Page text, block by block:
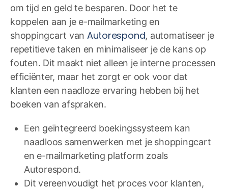
om tijd en geld te besparen. Door het te
koppelen aan je e-mailmarketing en
shoppingcart van Autorespond, automatiseer je
repetitieve taken en minimaliseer je de kans op
fouten. Dit maakt niet alleen je interne processen
efficiënter, maar het zorgt er ook voor dat
klanten een naadloze ervaring hebben bij het
boeken van afspraken.
Een geïntegreerd boekingssysteem kan
naadloos samenwerken met je shoppingcart
en e-mailmarketing platform zoals
Autorespond.
Dit vereenvoudigt het proces voor klanten,